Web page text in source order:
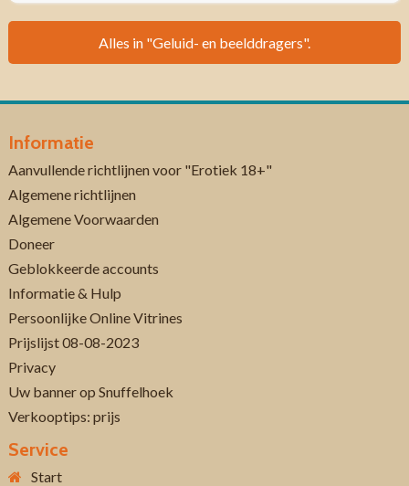
Alles in "Geluid- en beelddragers".
Informatie
Aanvullende richtlijnen voor "Erotiek 18+"
Algemene richtlijnen
Algemene Voorwaarden
Doneer
Geblokkeerde accounts
Informatie & Hulp
Persoonlijke Online Vitrines
Prijslijst 08-08-2023
Privacy
Uw banner op Snuffelhoek
Verkooptips: prijs
Service
Start